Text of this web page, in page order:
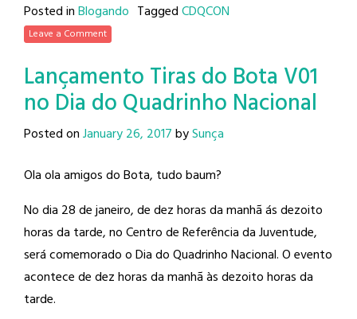
Posted inBlogando TaggedCDQCON
Leave a Comment
Lançamento Tiras do Bota V01
no Dia do Quadrinho Nacional
Posted onJanuary 26, 2017bySunça
Ola ola amigos do Bota, tudo baum?
No dia 28 de janeiro, de dez horas damanhã ás dezoito
horas da tarde, no Centro de Referência da Juventude,
será comemorado o Dia do Quadrinho Nacional. O evento
acontece de dez horas da manhã às dezoito horas da
tarde.